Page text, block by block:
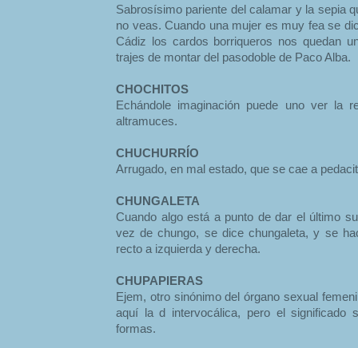
Sabrosísimo pariente del calamar y la sepia
no veas. Cuando una mujer es muy fea se
Cádiz los cardos borriqueros nos quedan
trajes de montar del pasodoble de Paco Alba.
CHOCHITOS
Echándole imaginación puede uno ver la
altramuces.
CHUCHURRÍO
Arrugado, en mal estado, que se cae a
CHUNGALETA
Cuando algo está a punto de dar el último
vez de chungo, se dice chungaleta, y se
recto a izquierda y derecha.
CHUPAPIERAS
Ejem, otro sinónimo del órgano sexual
aquí la d intervocálica, pero el significado
formas.